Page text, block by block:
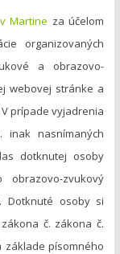
Martine za účelom
organizovaných
a obrazovo-
webovej stránke a
prípade vyjadrenia
inak nasnímaných
dotknutej osoby
zvukový
Dotknuté osoby si
č. zákona č.
základe písomného